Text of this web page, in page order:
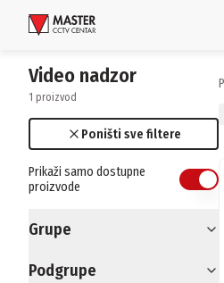
Proizvodi
Brendovi
Aktuelnosti
Usluge i rešenja
Video nadzor
1 proizvod
Poništi sve filtere
Prikaži samo dostupne
proizvode
Grupe
Podgrupe